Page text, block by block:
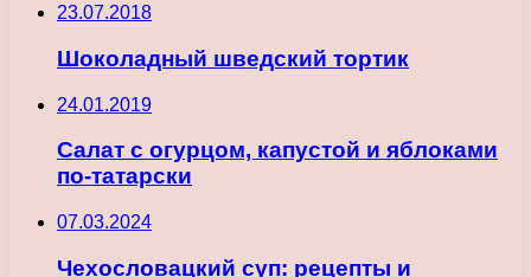
23.07.2018
Шоколадный шведский тортик
24.01.2019
Салат с огурцом, капустой и яблоками
по-татарски
07.03.2024
Чехословацкий суп: рецепты и